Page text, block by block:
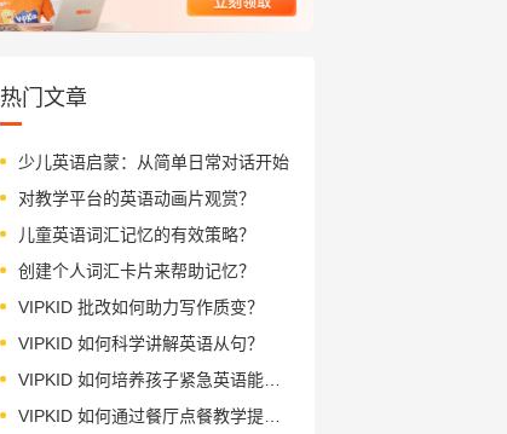
热门文章
少儿英语启蒙：从简单日常对话开始
对教学平台的英语动画片观赏？
儿童英语词汇记忆的有效策略？
创建个人词汇卡片来帮助记忆？
VIPKID 批改如何助力写作质变？
VIPKID 如何科学讲解英语从句？
VIPKID 如何培养孩子紧急英语能力？
VIPKID 如何通过餐厅点餐教学提升少儿英语应用能力？